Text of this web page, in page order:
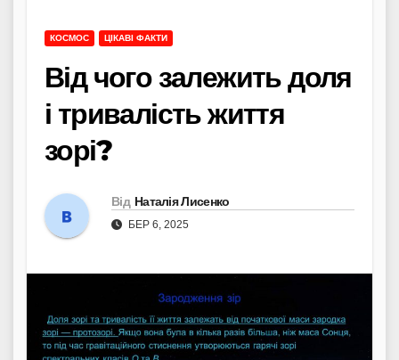
КОСМОС ЦІКАВІ ФАКТИ
Від чого залежить доля
і тривалість життя
зорі?
Від Наталія Лисенко
БЕР 6, 2025